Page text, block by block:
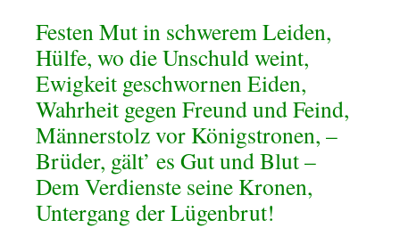
Festen Mut in schwerem Leiden,
Hülfe, wo die Unschuld weint,
Ewigkeit geschwornen Eiden,
Wahrheit gegen Freund und Feind,
Männerstolz vor Königstronen, –
Brüder, gält’ es Gut und Blut –
Dem Verdienste seine Kronen,
Untergang der Lügenbrut!